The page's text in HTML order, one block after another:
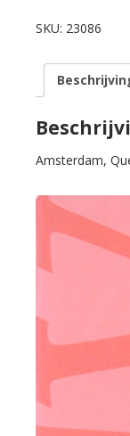
Van
woord
SKU: 23086
Amsterdam,